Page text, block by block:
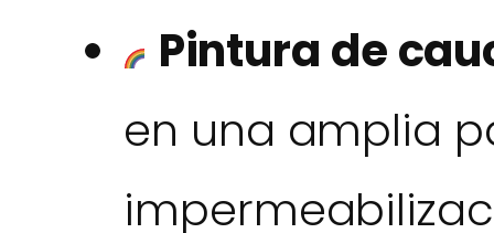
Pintura de
en una amplia